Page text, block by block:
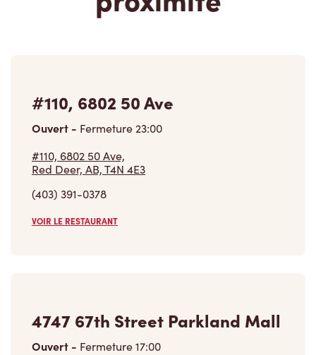
Ouvert- Fermeture23:00
#110, 6802 50 Ave,
Red Deer, AB, T4N 4E3
(403) 391-0378
VOIR LE RESTAURANT
Ouvert -Fermeture17:00